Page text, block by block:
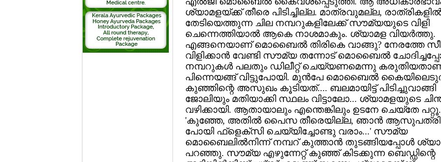
ശ്യാമളയ്ക്ക് തീരെ പിടിച്ചില്ല. മാത്രവുമല്ല,
തേടിയെത്തുന്ന ചില നമ്പറുകളിലേക്ക് സൗമ്യയുടെ വിളി
ചെന്നെത്തിയാല്‍ ആകെ നാശമാകും. ശ്യാമള വിയര്‍ത്തു.
എങ്ങനെയാണ് മൊബൈല്‍ തിരികെ വാങ്ങു? നേരത്തേ
വിളിക്കാന്‍ വേണ്ടി സൗമ്യ തന്നോട് മൊബൈല്‍
നമ്പറുകള്‍ പലതും ഡിലീറ്റ് ചെയ്യണമെന്നു
പിന്നെയങ്ങ് വിട്ടുപോയി. മുന്‍പേ മൊബൈല്‍
കുഞ്ഞിന്റെ അസുഖം കൂടിയത്.... ബലമായിട്ട് പിടിച്ചുവാങ്ങി
ജോലിയും മതിയാക്കി സ്ഥലം വിട്ടാലോ... ശ്യാമളയുടെ
വഴിക്കായി. ആതായാലും എന്തെങ്കിലും ഉടനേ ചെയ്‌തേ
'കുഞ്ഞേ, അതില്‍ പൈസ തീരെയില്ല, ഞാന്‍ ആസുപത്രി
പോയി ഫ്‌ളെക്‌സി ചെയ്യിച്ചോണ്ടു വരാം...' സൗമ്യ
മൊബൈലില്‍നിന്ന് നമ്പറ് കുത്താന്‍ തുടങ്ങിയപ്പോള്‍
പറഞ്ഞു. സൗമ്യ എഴുന്നേറ്റ് കുഞ്ഞ് കിടക്കുന്ന ബെഡ്ഡിന്റെ